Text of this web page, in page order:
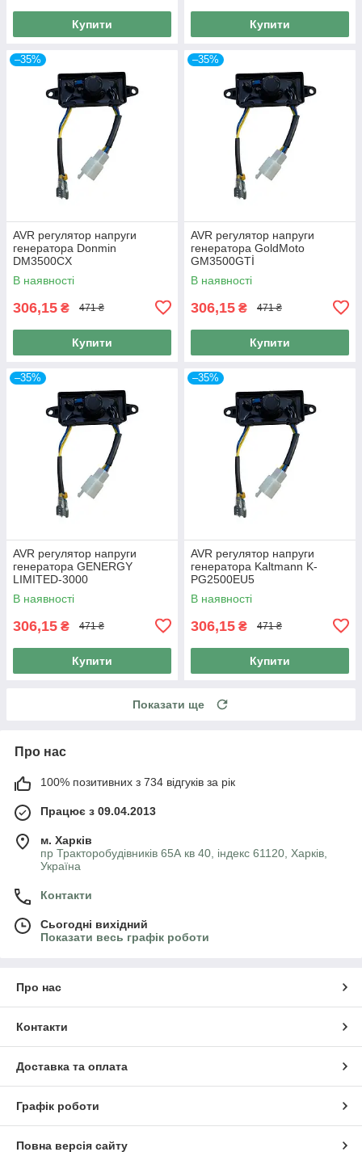
Купити Купити
–35%
AVR регулятор напруги
генератора Donmin
DM3500CX
В наявності
306,15 ₴ 471 ₴
Купити
–35%
AVR регулятор напруги
генератора GoldMoto
GM3500GTİ
В наявності
306,15 ₴ 471 ₴
Купити
–35%
AVR регулятор напруги
генератора GENERGY
LIMITED-3000
В наявності
306,15 ₴ 471 ₴
Купити
–35%
AVR регулятор напруги
генератора Kaltmann K-
PG2500EU5
В наявності
306,15 ₴ 471 ₴
Купити
Показати ще
Про нас
100% позитивних з 734 відгуків за рік
Працює з 09.04.2013
м. Харків
пр Тракторобудівників 65А кв 40, індекс 61120, Харків,
Україна
Контакти
Сьогодні вихідний
Показати весь графік роботи
Про нас
Контакти
Доставка та оплата
Графік роботи
Повна версія сайту